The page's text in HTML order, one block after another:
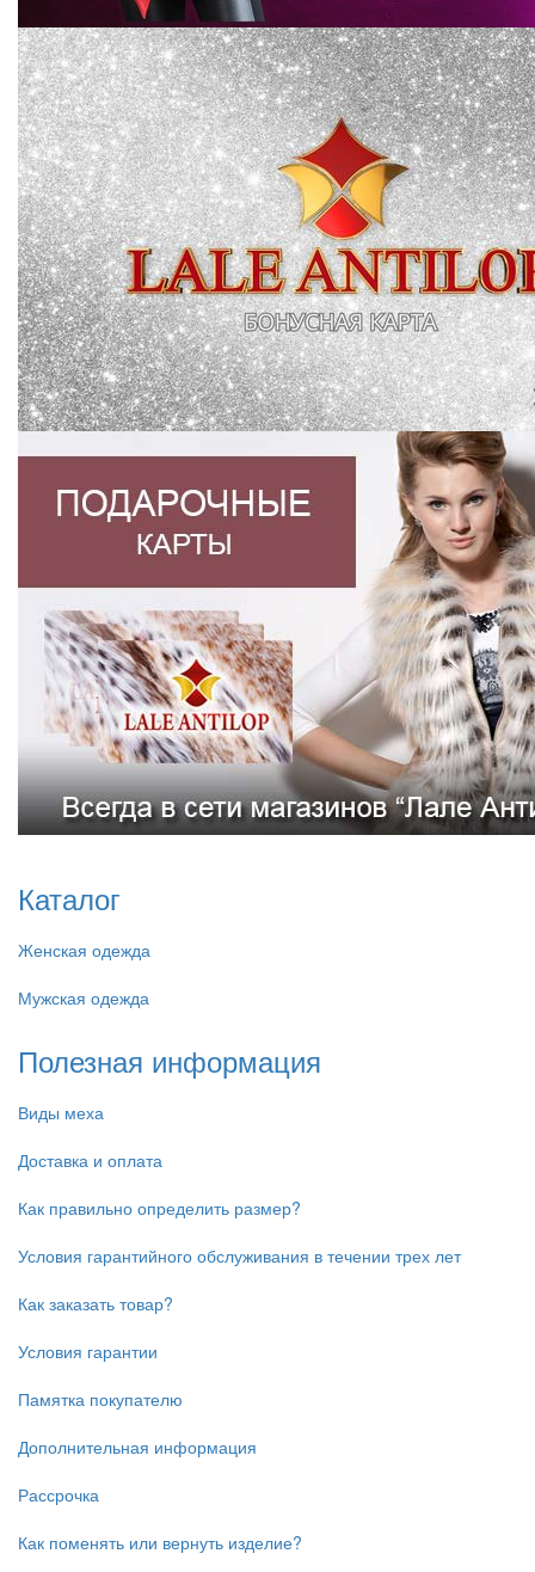
Каталог
Женская одежда
Мужская одежда
Полезная информация
Виды меха
Доставка и оплата
Как правильно определить размер?
Условия гарантийного обслуживания в течении трех лет
Как заказать товар?
Условия гарантии
Памятка покупателю
Дополнительная информация
Рассрочка
Как поменять или вернуть изделие?